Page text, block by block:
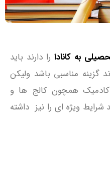
به کانادا را دارند باید
گزینه مناسبی باشد ولیکن
همچون کالج ها و
شرایط ویژه ای را نیز داشته